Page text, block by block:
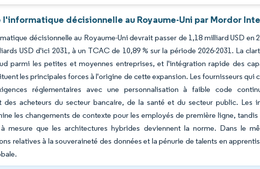
l'informatique décisionnelle au Royaume-Uni par Mordor
décisionnelle au Royaume-Uni devrait passer de 1,18 milliard USD en
USD d'ici 2031, à un TCAC de 10,89 % sur la période 2026-2031. La
parmi les petites et moyennes entreprises, et l'intégration rapide des
les principales forces à l'origine de cette expansion. Les fournisseurs qui
réglementaires avec une personnalisation à faible code
acheteurs du secteur bancaire, de la santé et du secteur public. Les
les changements de contexte pour les employés de première ligne,
mesure que les architectures hybrides deviennent la norme. Dans le
relatives à la souveraineté des données et la pénurie de talents en